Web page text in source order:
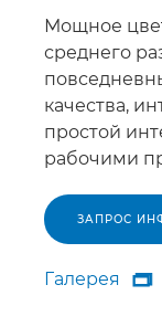
Мощное
среднего
качества,
простой
рабочими
ЗАПРОС
Галерея
Галерея
